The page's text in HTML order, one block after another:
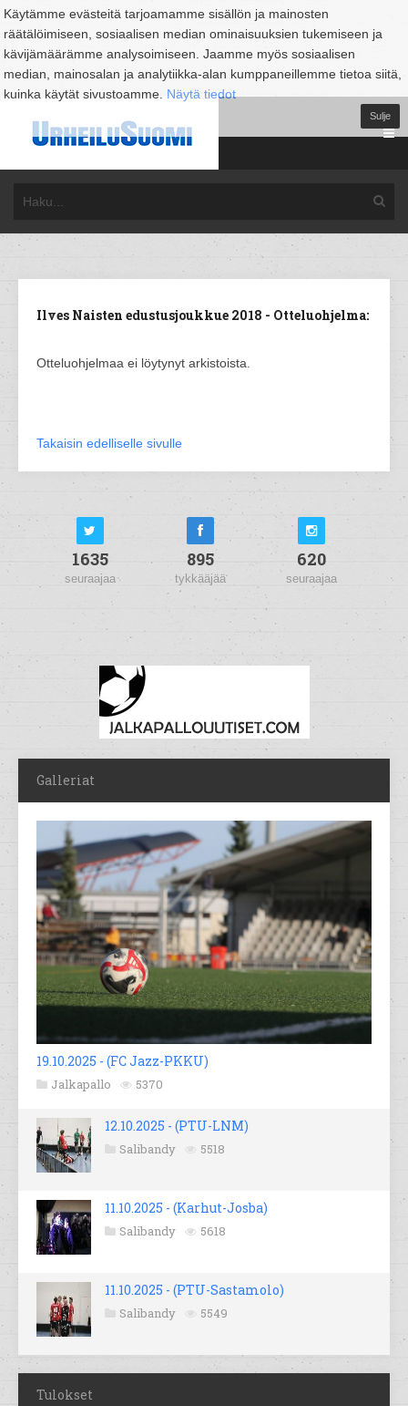
Käytämme evästeitä tarjoamamme sisällön ja mainosten
räätälöimiseen, sosiaalisen median ominaisuuksien tukemiseen ja
kävijämäärämme analysoimiseen. Jaamme myös sosiaalisen
median, mainosalan ja analytiikka-alan kumppaneillemme tietoa siitä,
kuinka käytät sivustoamme. Näytä tiedot
Sulje
Ilves Naisten edustusjoukkue 2018 - Otteluohjelma:
Otteluohjelmaa ei löytynyt arkistoista.
Takaisin edelliselle sivulle
1635
seuraajaa
895
tykkääjää
620
seuraajaa
Galleriat
19.10.2025 - (FC Jazz-PKKU)
Jalkapallo 5370
12.10.2025 - (PTU-LNM)
Salibandy 5518
11.10.2025 - (Karhut-Josba)
Salibandy 5618
11.10.2025 - (PTU-Sastamolo)
Salibandy 5549
Tulokset